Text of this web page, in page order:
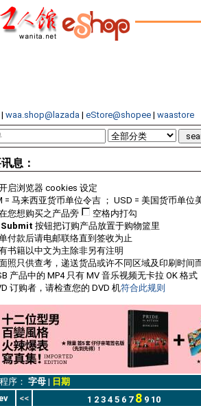
| waa.shop@lazada | eStore@shopee | waastore
息：
启浏览器 cookies 设定
= 马来西亚货币单位令吉 ； USD = 美国货币单位
您想购买之产品旁
空格内打勾
Submit 按钮把订购产品放置于购物篮里
付款后请电邮联络直到签收为止
书籍以中文为主除非另有注明
照只供查考，递送货品或许不同区域及印刷时间
产品中的 MP4 只有 MV 音乐视频无卡拉 OK 格式
订购者，请检查您的 DVD 机符合此规则
序： 字母 | 日期
<< 1 2 3 4 5 6 7 8 9 10